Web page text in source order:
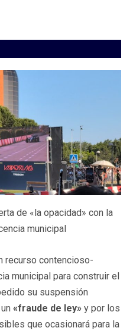
de «la opacidad» con la
municipal
recurso contencioso-
municipal para construir el
su suspensión
«fraude de ley» y por los
que ocasionará para la